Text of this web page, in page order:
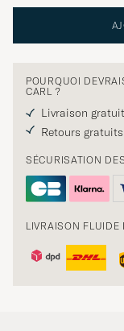
POURQUOI
CARL ?
Livraison
Retours gratuits
SÉCURISATION
LIVRAISON FLUIDE